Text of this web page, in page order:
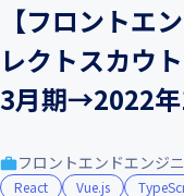
【フロントエ
レクトスカウ
3月期→2022年
フロントエンドエンジ
React Vue.js